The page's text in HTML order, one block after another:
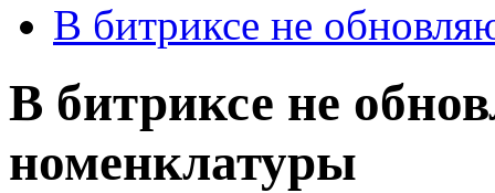
В битриксе не
В битриксе не
номенклатуры